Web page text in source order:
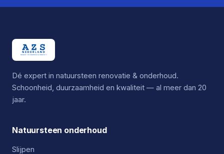
Dé expert in natuursteen renovatie & onderhoud.
Schoonheid, duurzaamheid en kwaliteit — al meer dan 20
jaar.
Natuursteen onderhoud
Slijpen